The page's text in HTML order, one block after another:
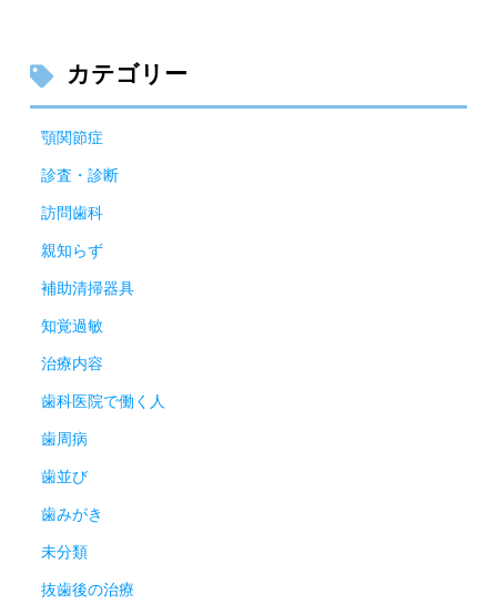
カテゴリー
顎関節症
診査・診断
訪問歯科
親知らず
補助清掃器具
知覚過敏
治療内容
歯科医院で働く人
歯周病
歯並び
歯みがき
未分類
抜歯後の治療